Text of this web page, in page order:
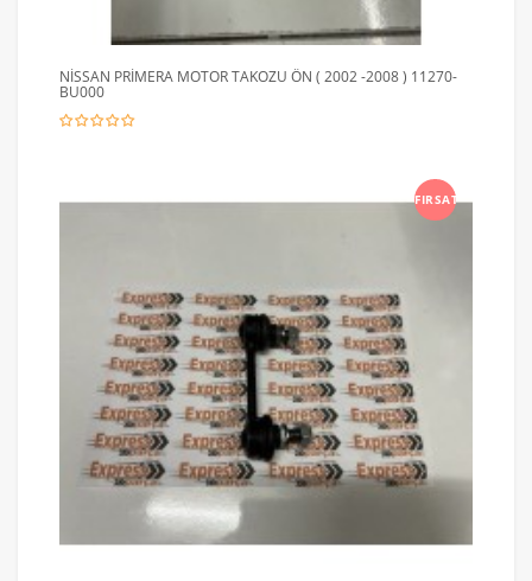
NİSSAN PRİMERA MOTOR TAKOZU ÖN ( 2002 -2008 ) 11270-
BU000
FIRSAT